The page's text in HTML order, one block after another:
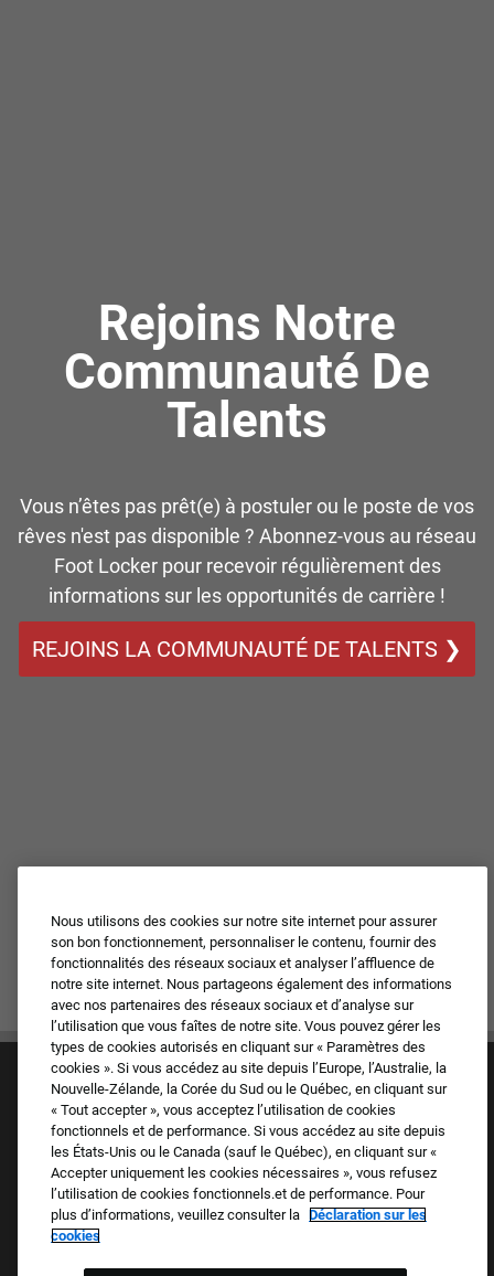
Rejoins Notre
Communauté De
Talents
Vous n’êtes pas prêt(e) à postuler ou le poste de vos
rêves n'est pas disponible ? Abonnez-vous au réseau
Foot Locker pour recevoir régulièrement des
informations sur les opportunités de carrière !
REJOINS LA COMMUNAUTÉ DE TALENTS ❯
Culture et valeurs
Nos marques
FAQ
Nous utilisons des cookies sur notre site internet pour assurer
son bon fonctionnement, personnaliser le contenu, fournir des
fonctionnalités des réseaux sociaux et analyser l’affluence de
notre site internet. Nous partageons également des informations
avec nos partenaires des réseaux sociaux et d’analyse sur
l’utilisation que vous faîtes de notre site. Vous pouvez gérer les
types de cookies autorisés en cliquant sur « Paramètres des
cookies ». Si vous accédez au site depuis l’Europe, l’Australie, la
Nouvelle-Zélande, la Corée du Sud ou le Québec, en cliquant sur
« Tout accepter », vous acceptez l’utilisation de cookies
fonctionnels et de performance. Si vous accédez au site depuis
les États-Unis ou le Canada (sauf le Québec), en cliquant sur «
Accepter uniquement les cookies nécessaires », vous refusez
l’utilisation de cookies fonctionnels.et de performance. Pour
plus d’informations, veuillez consulter la Déclaration sur les
cookies